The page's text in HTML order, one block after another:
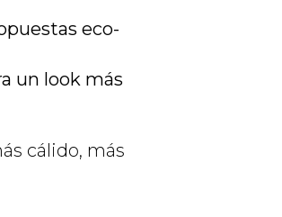
eco-
un look más
cálido, más